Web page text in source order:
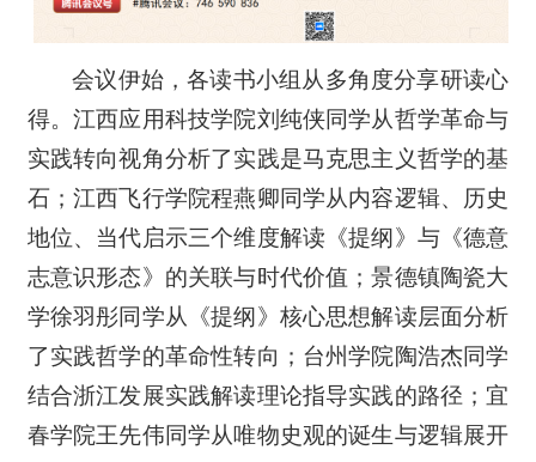
会议伊始，各读书小组从多角度分享研读心
得。江西应用科技学院刘纯侠同学从哲学革命与
实践转向视角分析了实践是马克思主义哲学的基
石；江西飞行学院程燕卿同学从内容逻辑、历史
地位、当代启示三个维度解读《提纲》与《德意
志意识形态》的关联与时代价值；景德镇陶瓷大
学徐羽彤同学从《提纲》核心思想解读层面分析
了实践哲学的革命性转向；台州学院陶浩杰同学
结合浙江发展实践解读理论指导实践的路径；宜
春学院王先伟同学从唯物史观的诞生与逻辑展开